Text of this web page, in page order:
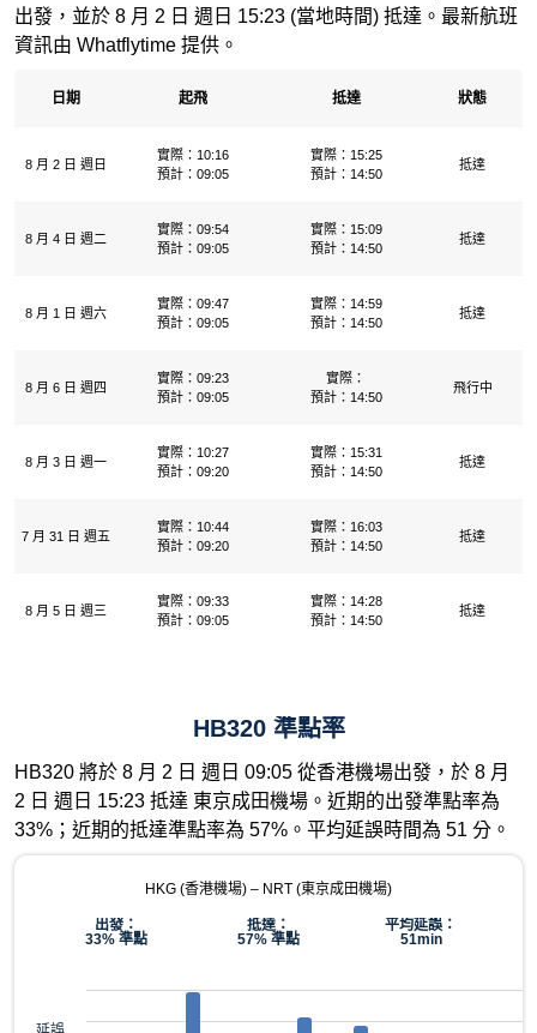
出發，並於 8 月 2 日 週日 15:23 (當地時間) 抵達。最新航班
資訊由 Whatflytime 提供。
日期 起飛 抵達 狀態
8 月 2 日 週日
實際：10:16
預計：09:05
實際：15:25
預計：14:50
抵達
8 月 4 日 週二
實際：09:54
預計：09:05
實際：15:09
預計：14:50
抵達
8 月 1 日 週六
實際：09:47
預計：09:05
實際：14:59
預計：14:50
抵達
8 月 6 日 週四
實際：09:23
預計：09:05
實際：
預計：14:50
飛行中
8 月 3 日 週一
實際：10:27
預計：09:20
實際：15:31
預計：14:50
抵達
7 月 31 日 週五
實際：10:44
預計：09:20
實際：16:03
預計：14:50
抵達
8 月 5 日 週三
實際：09:33
預計：09:05
實際：14:28
預計：14:50
抵達
HB320 準點率
HB320 將於 8 月 2 日 週日 09:05 從香港機場出發，於 8 月
2 日 週日 15:23 抵達 東京成田機場。近期的出發準點率為
33%；近期的抵達準點率為 57%。平均延誤時間為 51 分。
HKG (香港機場) – NRT (東京成田機場)
出發：
33% 準點
抵達：
57% 準點
平均延誤：
51min